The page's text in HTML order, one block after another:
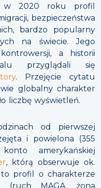
w 2020 roku profil
bezpieczeństwa
bardzo popularny
na świecie. Jego
a historii
przyglądali się
. Przejęcie cytatu
globalny charakter
liczbę wyświetleń.
od pierwszej
i powielona (355
amerykańskiej
, którą obserwuje ok.
profil o charakterze
(ruch MAGA, żona